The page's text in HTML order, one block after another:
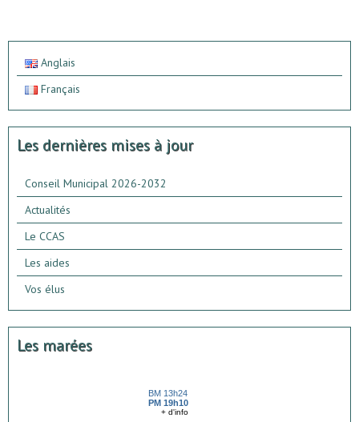
Anglais
Français
Les dernières mises à jour
Conseil Municipal 2026-2032
Actualités
Le CCAS
Les aides
Vos élus
Les marées